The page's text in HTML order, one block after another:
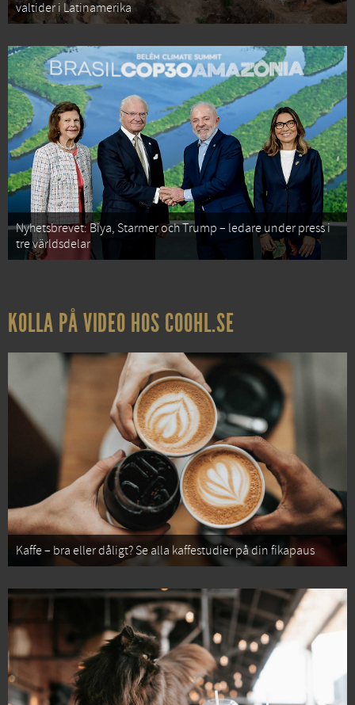
valtider i Latinamerika
Nyhetsbrevet: Biya, Starmer och Trump – ledare under press i
tre världsdelar
KOLLA PÅ VIDEO HOS COOHL.SE
Kaffe – bra eller dåligt? Se alla kaffestudier på din fikapaus